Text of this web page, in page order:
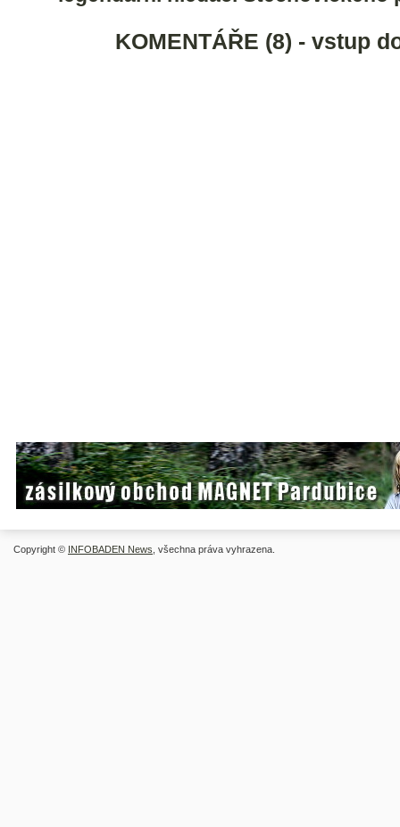
KOMENTÁŘE (8) - vstup
Copyright © INFOBADEN News , všechna práva vyhrazena.